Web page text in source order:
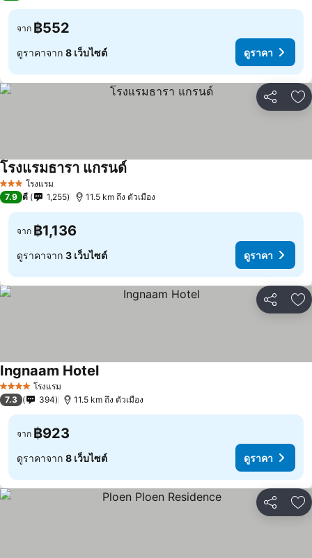
จาก ฿552
ดูราคาจาก 8 เว็บไซต์ ดูราคา
แชร์ เ
3 ดาว โรงแรม
โรงแรมธารา แกรนด์ดูราคา
7.9 ดี 1,255 11.5 km ถึง ตัวเมือง
จาก ฿1,136
ดูราคาจาก 3 เว็บไซต์ ดูราคา
แชร์ เ
4 ดาว โรงแรม
Ingnaam Hotelดูราคา
7.3 394 11.5 km ถึง ตัวเมือง
จาก ฿923
ดูราคาจาก 8 เว็บไซต์ ดูราคา
แชร์ เ